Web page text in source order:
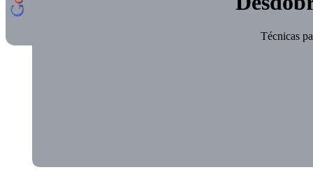
Técnicas